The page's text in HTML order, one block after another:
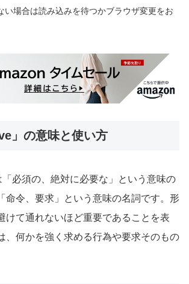
場合は読み込みを待つかブラウザ変更をお
」の意味と使い方
「必須の、絶対に必要な」という意味の
命令、要求」という意味の名詞です。形
けて通れないほど重要であることを表
、何かを強く求める行為や要求そのもの